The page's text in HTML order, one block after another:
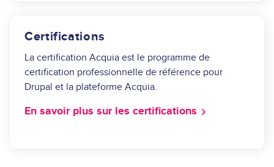
Certifications
La certification Acquia est le programme de
certification professionnelle de référence pour
Drupal et la plateforme Acquia.
En savoir plus sur les certifications